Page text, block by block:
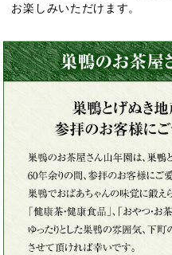
お楽しみいただけます。